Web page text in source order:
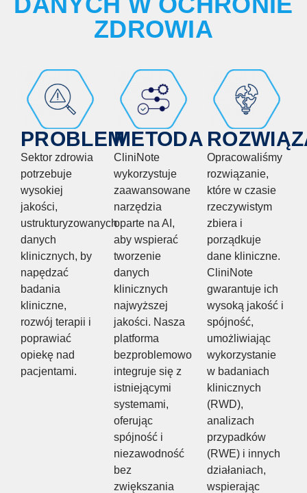
ZDROWIA
PROBLEM
Sektor zdrowia
potrzebuje
wysokiej
jakości,
ustrukturyzowanych
danych
klinicznych, by
napędzać
badania
kliniczne,
rozwój terapii i
poprawiać
opiekę nad
pacjentami.
METODA
CliniNote
wykorzystuje
zaawansowane
narzędzia
oparte na AI,
aby wspierać
tworzenie
danych
klinicznych
najwyższej
jakości. Nasza
platforma
bezproblemowo
integruje się z
istniejącymi
systemami,
oferując
spójność i
niezawodność
bez
zwiększania
Opracowaliśmy
rozwiązanie,
które w czasie
rzeczywistym
zbiera i
porządkuje
dane kliniczne.
CliniNote
gwarantuje ich
wysoką jakość i
spójność,
umożliwiając
wykorzystanie
w badaniach
klinicznych
(RWD),
analizach
przypadków
(RWE) i innych
działaniach,
wspierając